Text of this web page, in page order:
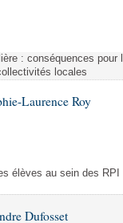
: conséquences
locales
Laurence Roy
élèves au sein des
Dufosset